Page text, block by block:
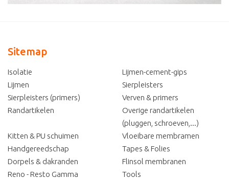
Sitemap
Isolatie
Lijmen-cement-gips
Lijmen
Sierpleisters
Sierpleisters (primers)
Verven & primers
Randartikelen
Overige randartikelen
(pluggen, schroeven,...)
Kitten & PU schuimen
Vloeibare membramen
Handgereedschap
Tapes & Folies
Dorpels & dakranden
Flinsol membranen
Reno - Resto Gamma
Tools